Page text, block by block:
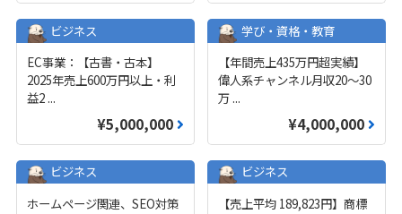
ビジネス
EC事業：【古書・古本】
2025年売上600万円以上・利
益2 ...
¥5,000,000
学び・資格・教育
【年間売上435万円超実績】
偉人系チャンネル月収20～30
万 ...
¥4,000,000
ビジネス
ホームページ関連、SEO対策
ビジネス
【売上平均 189,823円】商標